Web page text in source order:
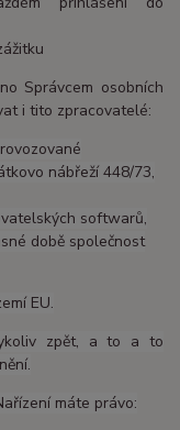
Správcem osobních
i tito zpracovatelé:
nábřeží 448/73,
softwarů,
době společnost
EU.
zpět, a to a to
máte právo: